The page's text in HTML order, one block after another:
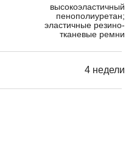
высокоэластичный
пенополиуретан;
эластичные резино-
тканевые ремни
4 недели